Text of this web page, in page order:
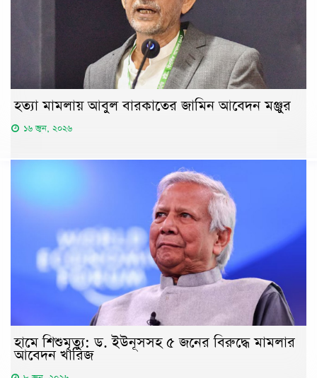
হত্যা মামলায় আবুল বারকাতের জামিন আবেদন মঞ্জুর
১৬ জুন, ২০২৬
হামে শিশুমৃত্যু: ড. ইউনূসসহ ৫ জনের বিরুদ্ধে মামলার
আবেদন খারিজ